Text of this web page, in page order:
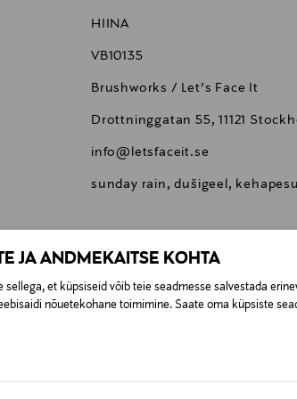
JA ANDMEKAITSE KOHTA
sellega, et küpsiseid võib teie seadmesse salvestada
nõuetekohane toimimine. Saate oma küpsiste
HIINA
VB10135
Brushworks / Let’s Face It
Drottninggatan 55, 11121
info@letsfaceit.se
sunday rain, dušigeel,
0,00 €
taganeda 30 päeva jooksul alates kauba